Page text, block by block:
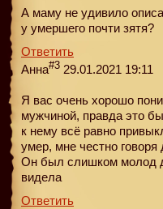
А маму не удивило
у умершего почти зятя?
Ответить
Анна#3 29.01.2021 19:11
Я вас очень хорошо
мужчиной, правда это
к нему всё равно
умер, мне честно говоря
Он был слишком молод
видела
Ответить